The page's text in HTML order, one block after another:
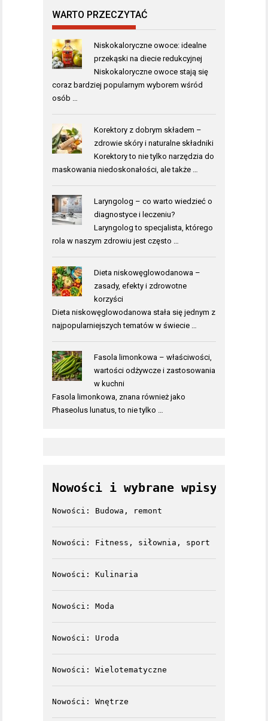
WARTO PRZECZYTAĆ
Niskokaloryczne owoce: idealne
przekąski na diecie redukcyjnej
Niskokaloryczne owoce stają się
coraz bardziej popularnym wyborem wśród
osób …
Korektory z dobrym składem –
zdrowie skóry i naturalne składniki
Korektory to nie tylko narzędzia do
maskowania niedoskonałości, ale także …
Laryngolog – co warto wiedzieć o
diagnostyce i leczeniu?
Laryngolog to specjalista, którego
rola w naszym zdrowiu jest często …
Dieta niskowęglowodanowa –
zasady, efekty i zdrowotne
korzyści
Dieta niskowęglowodanowa stała się jednym z
najpopularniejszych tematów w świecie …
Fasola limonkowa – właściwości,
wartości odżywcze i zastosowania
w kuchni
Fasola limonkowa, znana również jako
Phaseolus lunatus, to nie tylko …
Nowości i wybrane wpisy
Nowości: Budowa, remont
Nowości: Fitness, siłownia, sport
Nowości: Kulinaria
Nowości: Moda
Nowości: Uroda
Nowości: Wielotematyczne
Nowości: Wnętrze